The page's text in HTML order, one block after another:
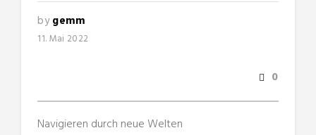
bygemm
11. Mai 2022
0
Navigieren durch neue Welten